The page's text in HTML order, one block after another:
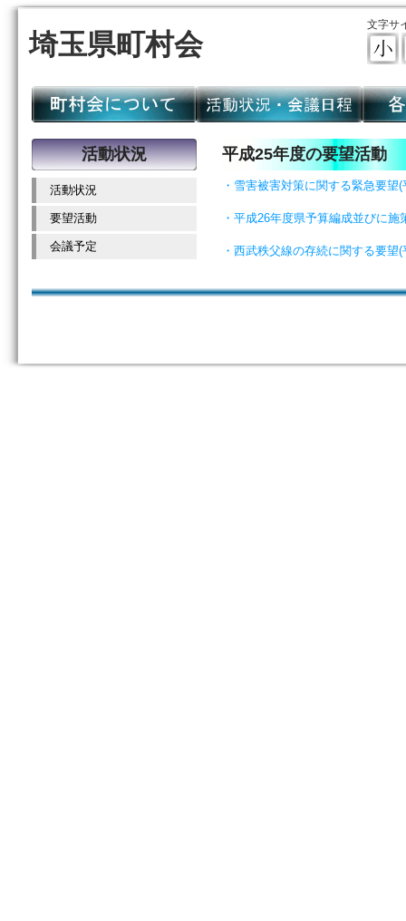
文字サ
埼玉県町村会
活動状況
活動状況
要望活動
会議予定
平成25年度の要望活動
・雪害被害対策に関する緊急要望
・平成26年度県予算編成並びに
・西武秩父線の存続に関する要望